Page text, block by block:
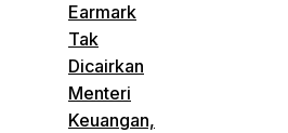
Earmark
Tak
Dicairkan
Menteri
Keuangan,